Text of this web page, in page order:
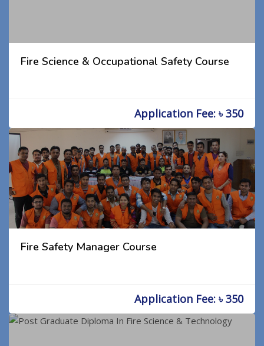
Fire Science & Occupational Safety Course
Application Fee: ৳ 350
Fire Safety Manager Course
Application Fee: ৳ 350